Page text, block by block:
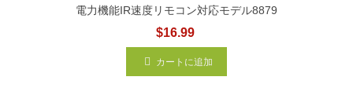
電力機能IR速度リモコン対応モデル8879
$16.99
カートに追加